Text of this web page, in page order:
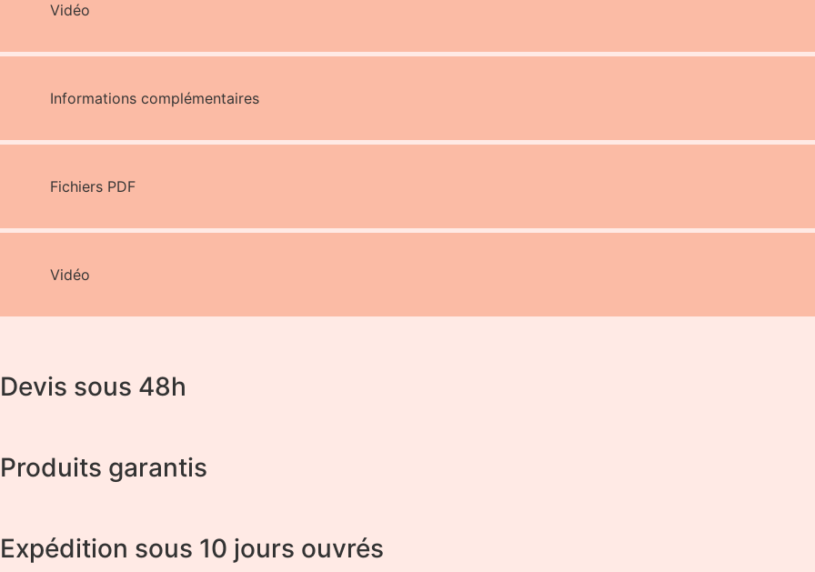
Vidéo
Informations complémentaires
Fichiers PDF
Vidéo
Devis sous 48h
Produits garantis
Expédition sous 10 jours ouvrés